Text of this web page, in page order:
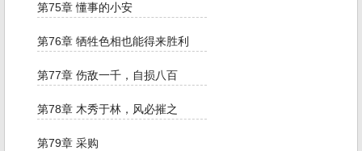
第75章 懂事的小安
第76章 牺牲色相也能得来胜利
第77章 伤敌一千，自损八百
第78章 木秀于林，风必摧之
第79章 采购